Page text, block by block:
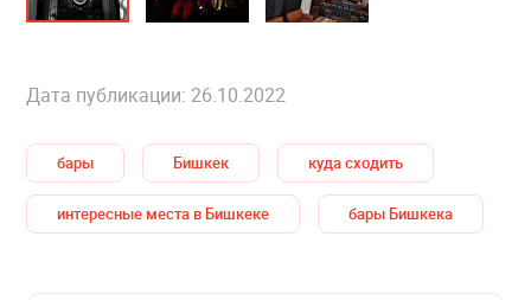
Дата публикации: 26.10.2022
бары Бишкек куда сходить
интересные места в Бишкеке бары Бишкека